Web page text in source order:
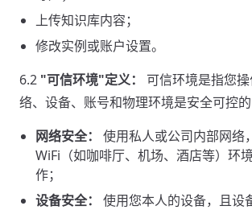
上传知识库内容；
修改实例或账户设置。
6.2 "可信环境"定义：
可信环境是指您
络、设备、账号和物理环境是安全可控的
网络安全：
使用私人或公司内部网络
WiFi（如咖啡厅、机场、酒店等）环
作；
设备安全：
使用您本人的设备，且设